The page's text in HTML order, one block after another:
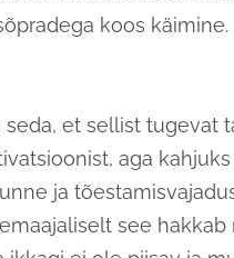
koos
seda, et sellist tugevat
aga
ja
see